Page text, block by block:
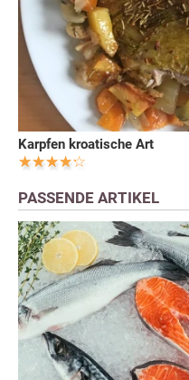
Karpfen kroatische Art
PASSENDE ARTIKEL